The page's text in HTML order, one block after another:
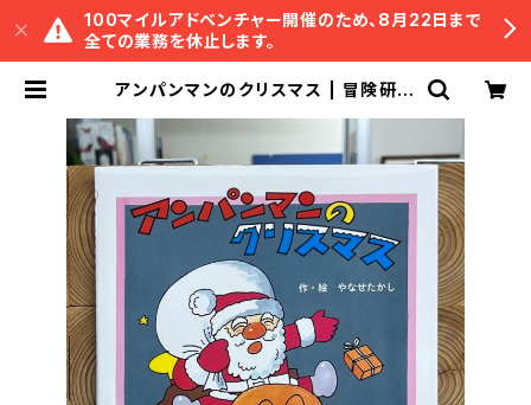
100マイルアドベンチャー開催のため、8月22日まで
全ての業務を休止します。
アンパンマンのクリスマス | 冒険研究